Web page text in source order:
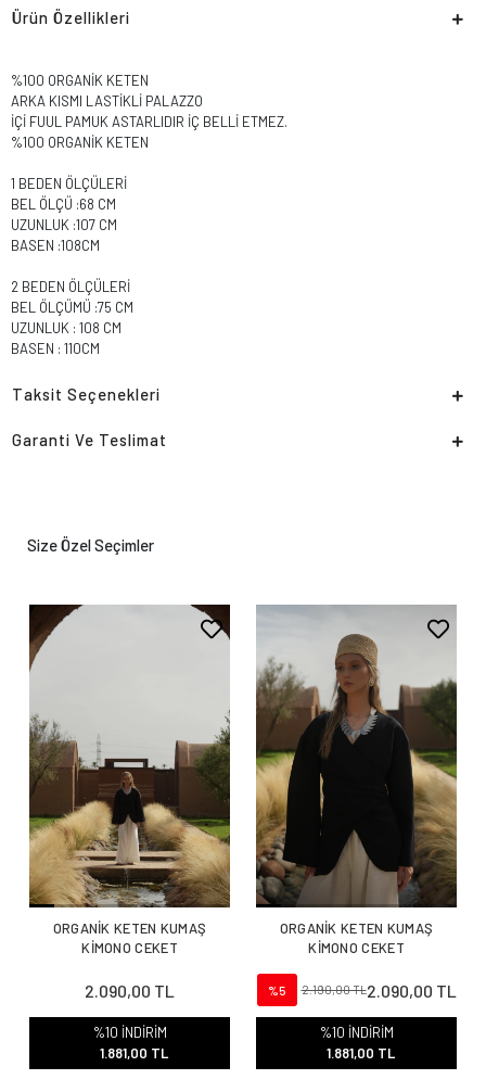
Ürün Özellikleri
%100 ORGANİK KETEN
ARKA KISMI LASTİKLİ PALAZZO
İÇİ FUUL PAMUK ASTARLIDIR İÇ BELLİ ETMEZ.
%100 ORGANİK KETEN
1 BEDEN ÖLÇÜLERİ
BEL ÖLÇÜ :68 CM
UZUNLUK :107 CM
BASEN :108CM
2 BEDEN ÖLÇÜLERİ
BEL ÖLÇÜMÜ :75 CM
UZUNLUK : 108 CM
BASEN : 110CM
Taksit Seçenekleri
Garanti Ve Teslimat
Size Özel Seçimler
ORGANİK KETEN KUMAŞ
KİMONO CEKET
2.090,00 TL
%10 İNDİRİM
1.881,00 TL
ORGANİK KETEN KUMAŞ
KİMONO CEKET
%5 2.190,00 TL2.090,00 TL
%10 İNDİRİM
1.881,00 TL